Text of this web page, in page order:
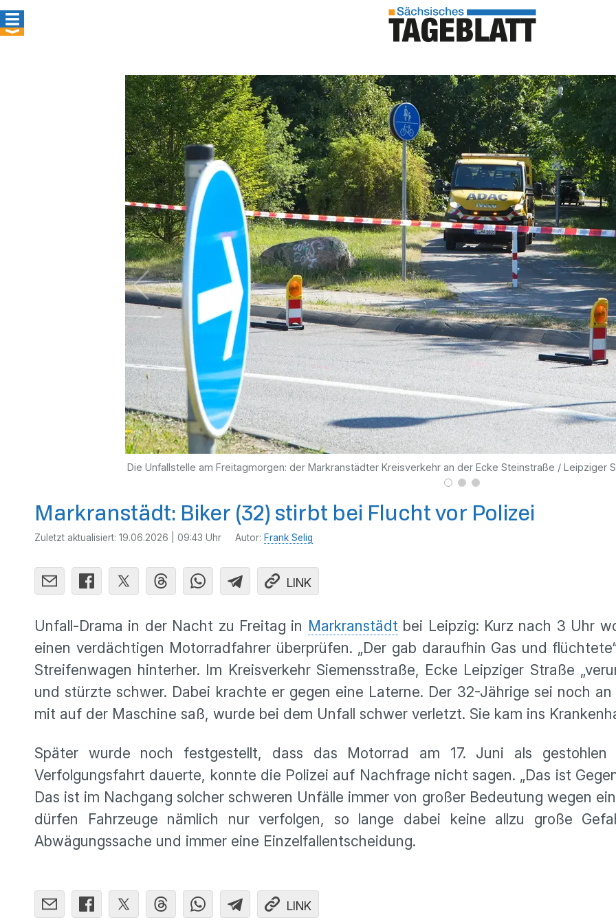
Die Unfallstelle am Freitagmorgen: der Markranstädter Kreisverkehr an der Ecke Steinstraße / Leipziger
Markranstädt: Biker (32) stirbt bei Flucht vor Polizei
Zuletzt aktualisiert: 19.06.2026 | 09:43 Uhr Autor: Frank Selig
LINK
Unfall-Drama in der Nacht zu Freitag in Markranstädtbei Leipzig: Kurz nach 3 Uhr
einen verdächtigen Motorradfahrer überprüfen. „Der gab daraufhin Gas und
Streifenwagen hinterher. Im Kreisverkehr Siemensstraße, Ecke Leipziger Straße
und stürzte schwer. Dabei krachte er gegen eine Laterne. Der 32-Jährige sei noch
mit auf der Maschine saß, wurde bei dem Unfall schwer verletzt. Sie kam ins
Später wurde noch festgestellt, dass das Motorrad am 17. Juni als
Verfolgungsfahrt dauerte, konnte die Polizei auf Nachfrage nicht sagen. „Das ist
Das ist im Nachgang solcher schweren Unfälle immer von großer Bedeutung wegen
dürfen Fahrzeuge nämlich nur verfolgen, so lange dabei keine allzu große
Abwägungssache und immer eine Einzelfallentscheidung.
LINK